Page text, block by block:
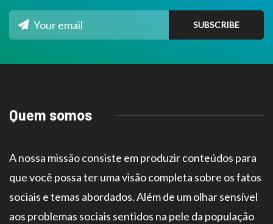
Quem somos
A nossa missão consiste em produzir conteúdos para
que você possa ter uma visão completa sobre os fatos
sociais e temas abordados. Além de um olhar sensível
aos problemas sociais sentidos na pele da população